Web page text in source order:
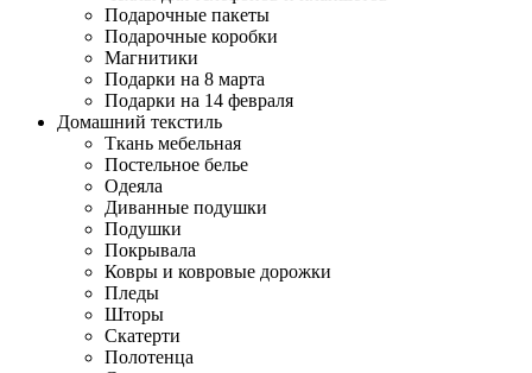
Подарочные пакеты
Подарочные коробки
Магнитики
Подарки на 8 марта
Подарки на 14 февраля
Домашний текстиль
Ткань мебельная
Постельное белье
Одеяла
Диванные подушки
Подушки
Покрывала
Ковры и ковровые дорожки
Пледы
Шторы
Скатерти
Полотенца